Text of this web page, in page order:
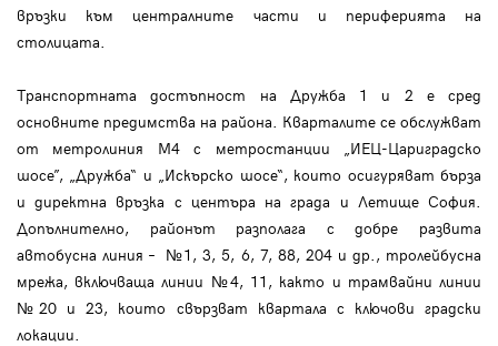
връзки към централните части и периферията на
столицата.
Транспортната достъпност на Дружба 1 и 2 е сред
основните предимства на района. Кварталите се обслужват
от метролиния М4 с метростанции „ИЕЦ-Цариградско
шосе”, „Дружба“ и „Искърско шосе“, които осигуряват бърза
и директна връзка с центъра на града и Летище София.
Допълнително, районът разполага с добре развита
автобусна линия – №1, 3, 5, 6, 7, 88, 204 и др., тролейбусна
мрежа, включваща линии №4, 11, както и трамвайни линии
№20 и 23, които свързват квартала с ключови градски
локации.